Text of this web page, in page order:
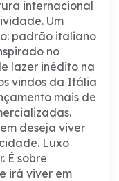
internacional
Um
padrão italiano
no
lazer inédito na
vindos da Itália
mais de
deseja viver
Luxo
É sobre
irá viver em